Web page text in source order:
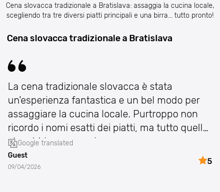
Cena slovacca tradizionale a Bratislava: assaggia la cucina locale,
scegliendo tra tre diversi piatti principali e una birra... tutto pronto!
Cena slovacca tradizionale a Bratislava
La cena tradizionale slovacca è stata
un'esperienza fantastica e un bel modo per
assaggiare la cucina locale. Purtroppo non
ricordo i nomi esatti dei piatti, ma tutto quello
che abbiamo mangi
Google translated
Guest
09/04/2026
5